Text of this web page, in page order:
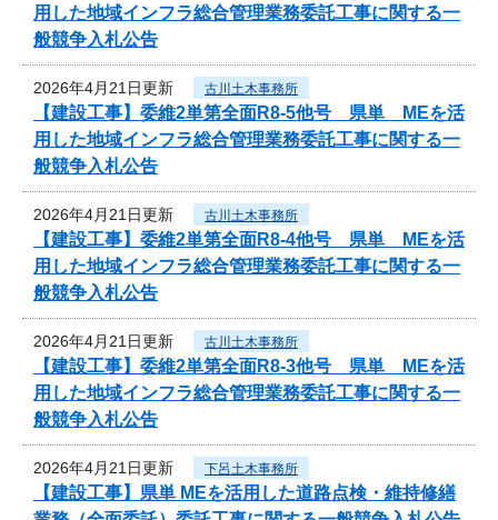
用した地域インフラ総合管理業務委託工事に関する一
般競争入札公告
2026年4月21日更新 古川土木事務所
【建設工事】委維2単第全面R8-5他号 県単 MEを活
用した地域インフラ総合管理業務委託工事に関する一
般競争入札公告
2026年4月21日更新 古川土木事務所
【建設工事】委維2単第全面R8-4他号 県単 MEを活
用した地域インフラ総合管理業務委託工事に関する一
般競争入札公告
2026年4月21日更新 古川土木事務所
【建設工事】委維2単第全面R8-3他号 県単 MEを活
用した地域インフラ総合管理業務委託工事に関する一
般競争入札公告
2026年4月21日更新 下呂土木事務所
【建設工事】県単 MEを活用した道路点検・維持修繕